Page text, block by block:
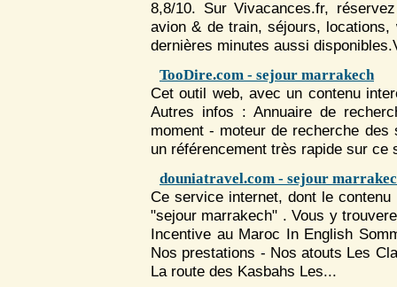
8,8/10. Sur Vivacances.fr,
avion & de train,séjours, locations,
dernières minutes aussi
TooDire.com - sejour marrakech
Cet outil web, avec un contenu
Autres infos : Annuaire de
moment - moteur de recherche
un référencement très rapide sur
douniatravel.com - sejour
Ce service internet, dont le
"sejour marrakech" . Vous y
Incentive au Maroc In English
Nos prestations - Nos atouts Les
La route des Kasbahs Les...